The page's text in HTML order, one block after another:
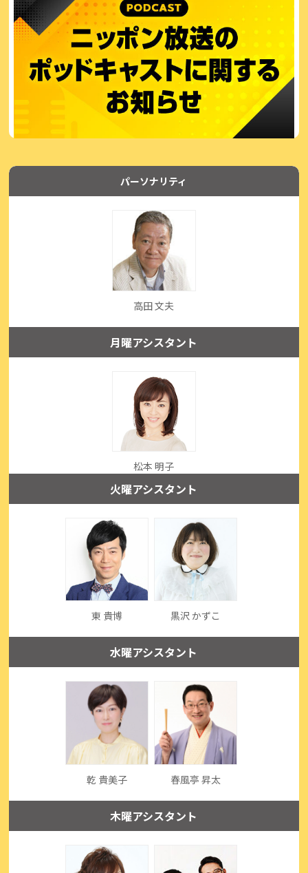
パーソナリティ
高田 文夫
月曜アシスタント
松本 明子
火曜アシスタント
東 貴博 黒沢 かずこ
水曜アシスタント
乾 貴美子 春風亭 昇太
木曜アシスタント